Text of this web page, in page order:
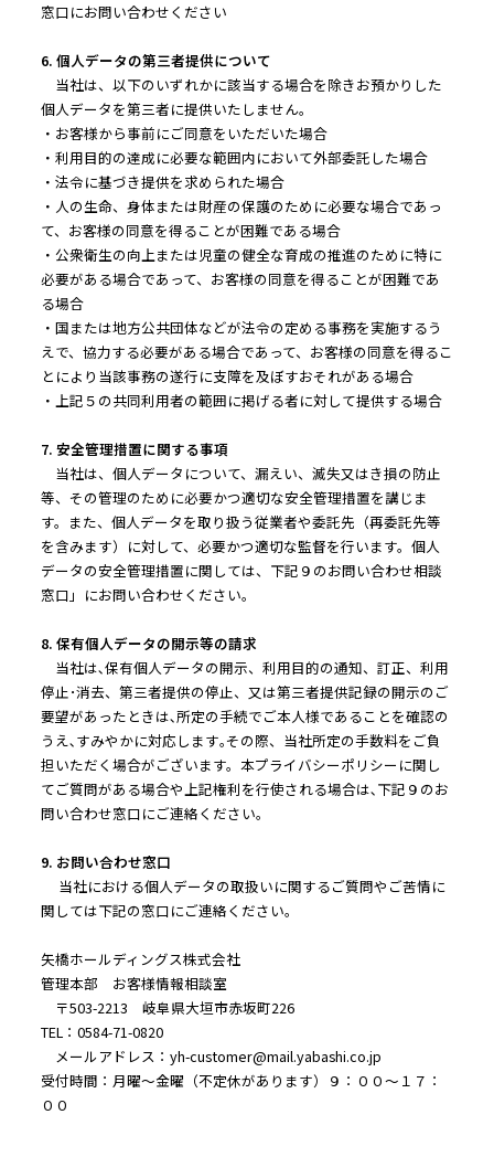
窓口にお問い合わせください
6. 個人データの第三者提供について
当社は、以下のいずれかに該当する場合を除きお預かりした
個人データを第三者に提供いたしません。
・お客様から事前にご同意をいただいた場合
・利用目的の達成に必要な範囲内において外部委託した場合
・法令に基づき提供を求められた場合
・人の生命、身体または財産の保護のために必要な場合であっ
て、お客様の同意を得ることが困難である場合
・公衆衛生の向上または児童の健全な育成の推進のために特に
必要がある場合であって、お客様の同意を得ることが困難であ
る場合
・国または地方公共団体などが法令の定める事務を実施するう
えで、協力する必要がある場合であって、お客様の同意を得るこ
とにより当該事務の遂行に支障を及ぼすおそれがある場合
・上記５の共同利用者の範囲に掲げる者に対して提供する場合
7. 安全管理措置に関する事項
当社は、個人データについて、漏えい、滅失又はき損の防止
等、その管理のために必要かつ適切な安全管理措置を講じま
す。また、個人データを取り扱う従業者や委託先（再委託先等
を含みます）に対して、必要かつ適切な監督を行います。個人
データの安全管理措置に関しては、下記９のお問い合わせ相談
窓口」にお問い合わせください。
8. 保有個人データの開示等の請求
当社は､保有個人データの開示、利用目的の通知、訂正、利用
停止･消去、第三者提供の停止、又は第三者提供記録の開示のご
要望があったときは､所定の手続でご本人様であることを確認の
うえ､すみやかに対応します｡その際、当社所定の手数料をご負
担いただく場合がございます。本プライバシーポリシーに関し
てご質問がある場合や上記権利を行使される場合は､下記９のお
問い合わせ窓口にご連絡ください｡
9. お問い合わせ窓口
当社における個人データの取扱いに関するご質問やご苦情に
関しては下記の窓口にご連絡ください。
矢橋ホールディングス株式会社
管理本部 お客様情報相談室
〒503-2213 岐阜県大垣市赤坂町226
TEL：0584-71-0820
メールアドレス：yh-customer@mail.yabashi.co.jp
受付時間：月曜～金曜（不定休があります）９：００～１７：
００